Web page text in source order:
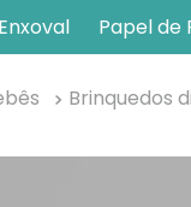
Papel de
Brinquedos